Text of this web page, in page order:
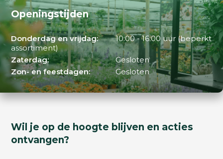
Openingstijden
Donderdag en vrijdag:
10:00 - 16:00 uur (beperkt
assortiment)
Zaterdag:
Gesloten
Zon- en feestdagen:
Gesloten
Wil je op de hoogte blijven en acties
ontvangen?